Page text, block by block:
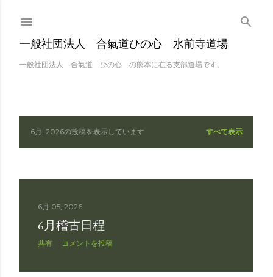
スキップしてメイン
一般社団法人 合氣道ひの心 水前寺道場
一般社団法人 合氣道 ひの心 の熊本に在る支部道場です。
投6月, 2026の投稿を表示しています すべて表示
6月 05, 2026
6月稽古日程
共有 コメントを投稿